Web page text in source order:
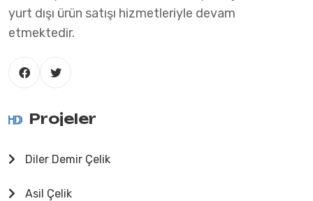
yurt dışı ürün satışı hizmetleriyle devam
etmektedir.
Projeler
Diler Demir Çelik
Asil Çelik